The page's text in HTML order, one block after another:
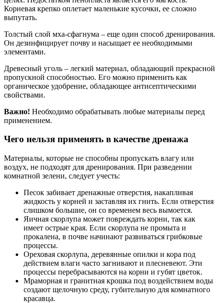
Корневая крепко оплетает маленькие кусочки, ее сложно
выпутать.
Толстый слой мха-сфагнума – еще один способ дренирования.
Он дезинфицирует почву и насыщает ее необходимыми
элементами.
Древесный уголь – легкий материал, обладающий прекрасной
пропускной способностью. Его можно применить как
органическое удобрение, обладающее антисептическими
свойствами.
Важно! Необходимо обрабатывать любые материалы перед
применением.
Чего нельзя применять в качестве дренажа
Материалы, которые не способны пропускать влагу или
воздух, не подходят для дренирования. При разведении
комнатной зелени, следует учесть:
Песок забивает дренажные отверстия, накапливая
жидкость у корней и заставляя их гнить. Если отверстия
слишком большие, он со временем весь вымоется.
Яичная скорлупа может повреждать корни, так как
имеет острые края. Если скорлупа не промыта и
прокалена, в почве начинают развиваться грибковые
процессы.
Ореховая скорлупа, деревянные опилки и кора под
действием влаги часто загнивают и плесневеют. Эти
процессы перебрасываются на корни и губят цветок.
Мраморная и гранитная крошка под воздействием воды
создают щелочную среду, губительную для комнатного
красавца.